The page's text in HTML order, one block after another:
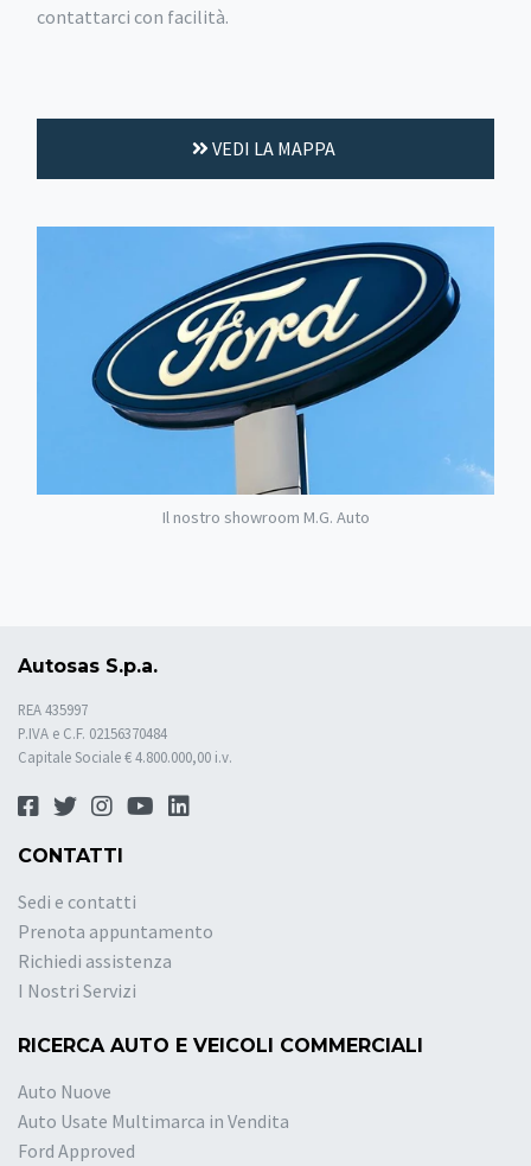
contattarci con facilità.
VEDI LA MAPPA
Il nostro showroom M.G. Auto
Autosas S.p.a.
REA 435997
P.IVA e C.F. 02156370484
Capitale Sociale € 4.800.000,00 i.v.
CONTATTI
Sedi e contatti
Prenota appuntamento
Richiedi assistenza
I Nostri Servizi
RICERCA AUTO E VEICOLI COMMERCIALI
Auto Nuove
Auto Usate Multimarca in Vendita
Ford Approved